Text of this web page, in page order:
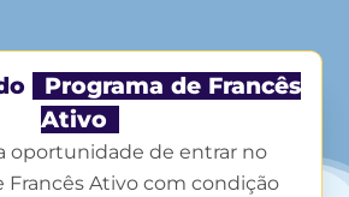
Programa de Francês
Ativo
oportunidade de entrar no
Francês Ativo com condição